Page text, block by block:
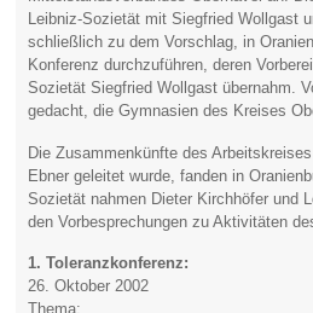
Leibniz-Sozietät mit Siegfried Wollgast
schließlich zu dem Vorschlag, in
Konferenz durchzuführen, deren
Sozietät Siegfried Wollgast übernahm.
gedacht, die Gymnasien des Kreises
Die Zusammenkünfte des
Ebner geleitet wurde, fanden in
Sozietät nahmen Dieter Kirchhöfer und
den Vorbesprechungen zu Aktivitäten
1. Toleranzkonferenz:
26. Oktober 2002
Thema: